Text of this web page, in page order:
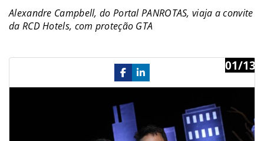
Alexandre Campbell, do Portal PANROTAS, viaja a convite
da RCD Hotels, com proteção GTA
01/13
Previous